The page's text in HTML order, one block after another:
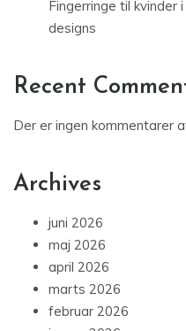
Fingerringe til kvinder
designs
Recent
Der er ingen kommentarer
Archives
juni 2026
maj 2026
april 2026
marts 2026
februar 2026